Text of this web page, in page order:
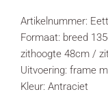
Artikelnummer:
Formaat: breed
zithoogte 48cm /
Uitvoering: frame
Kleur: Antraciet